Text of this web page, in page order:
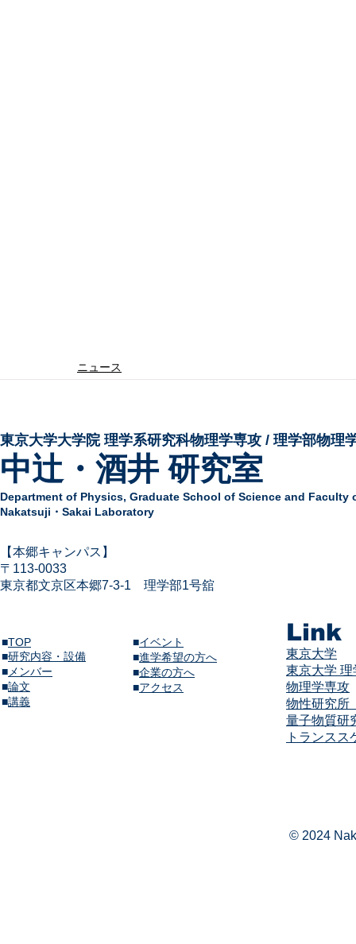
ニュース
東京大学大学院 ​理学系研究科物理学専攻 / 理学部物理
中辻・酒井 研究室
Department of Physics, Graduate School of Science and Faculty
Nakatsuji・Sakai Laboratory
​【本郷キャンパス】
〒113-0033
東京都文京区本郷7-3-1
理学部1号舘
■TOP
■研究内容・設備
■メンバー
​■論文
​■講義​
■イベント
​■進学希望の方へ
■企業の方へ
​■アクセス
Link
東京大学
東京大学
物理学専攻
物性研究所
量子物質研
トランス
© 2024